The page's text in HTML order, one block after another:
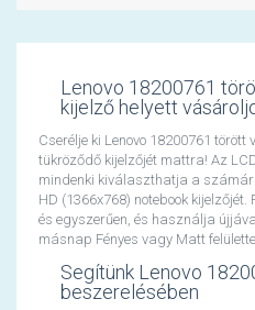
Lenovo 18200761
kijelző helyett
Cserélje ki Lenovo 18200761
tükröződő kijelzőjét mattra! Az
mindenki kiválaszthatja a
HD (1366x768) notebook
és egyszerűen, és használja
másnap Fényes vagy Matt
Segítünk Lenovo
beszerelésében